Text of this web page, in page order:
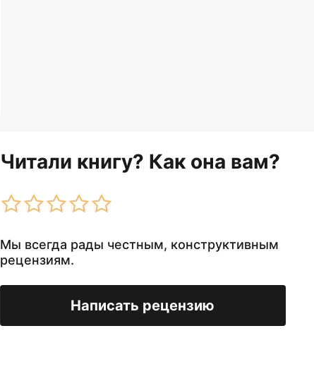
Читали книгу? Как она вам?
Мы всегда рады честным, конструктивным
рецензиям.
Написать рецензию